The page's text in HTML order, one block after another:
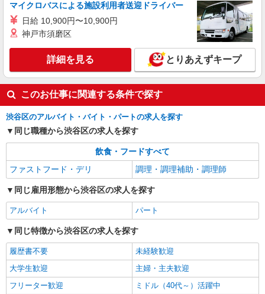
マイクロバスによる施設利用者送迎ドライバー
日給 10,900円〜10,900円
神戸市須磨区
詳細を見る とりあえずキープ
このお仕事に関連する条件で探す
渋谷区のアルバイト・バイト・パートの求人を探す
同じ職種から渋谷区の求人を探す
飲食・フードすべて
ファストフード・デリ
調理・調理補助・調理師
同じ雇用形態から渋谷区の求人を探す
アルバイト パート
同じ特徴から渋谷区の求人を探す
履歴書不要
未経験歓迎
大学生歓迎
主婦・主夫歓迎
フリーター歓迎
ミドル（40代～）活躍中